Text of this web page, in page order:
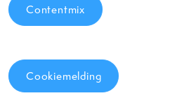
Contentmix
Cookiemelding